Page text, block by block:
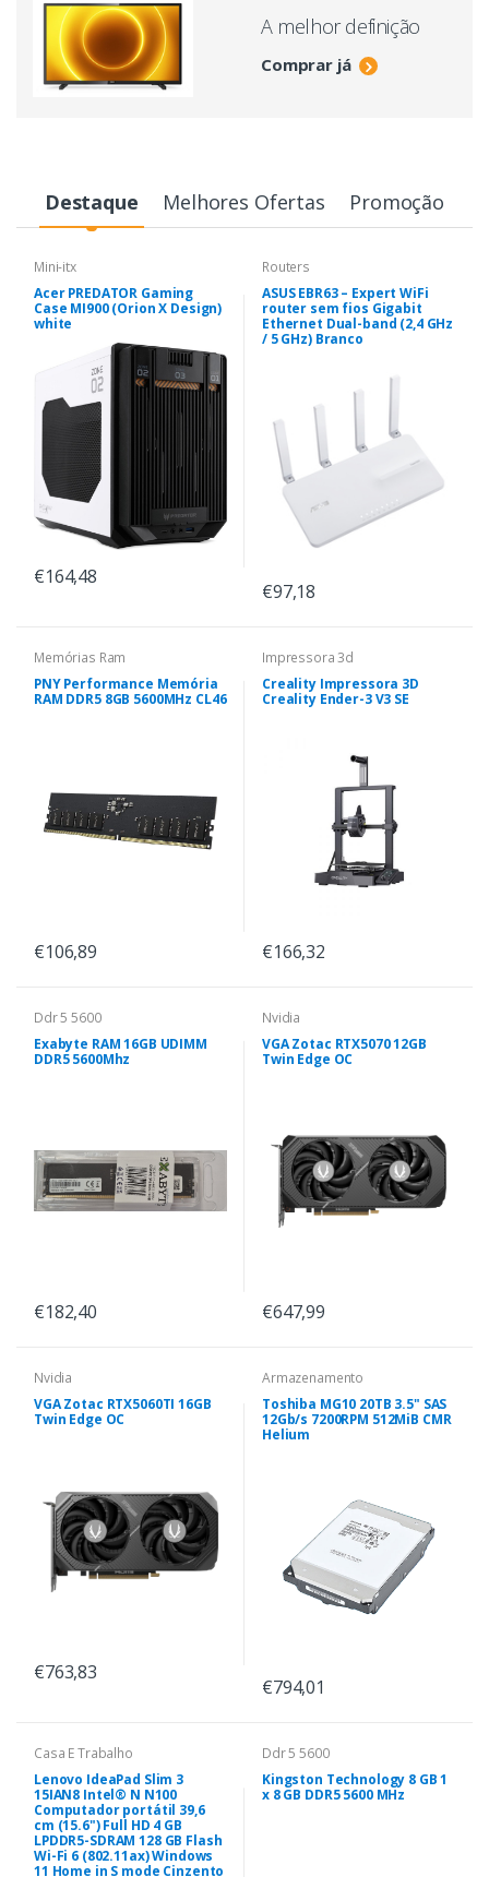
A melhor definição
Comprar já
Destaque Melhores Ofertas Promoção
Mini-itx
Acer PREDATOR Gaming
Case MI900 (Orion X Design)
white
€164,48
Routers
ASUS EBR63 – Expert WiFi
router sem fios Gigabit
Ethernet Dual-band (2,4 GHz
/ 5 GHz) Branco
€97,18
Memórias Ram
PNY Performance Memória
RAM DDR5 8GB 5600MHz CL46
€106,89
Impressora 3d
Creality Impressora 3D
Creality Ender-3 V3 SE
€166,32
Ddr 5 5600
Exabyte RAM 16GB UDIMM
DDR5 5600Mhz
€182,40
Nvidia
VGA Zotac RTX5070 12GB
Twin Edge OC
€647,99
Nvidia
VGA Zotac RTX5060TI 16GB
Twin Edge OC
€763,83
Armazenamento
Toshiba MG10 20TB 3.5" SAS
12Gb/s 7200RPM 512MiB CMR
Helium
€794,01
Casa E Trabalho
Lenovo IdeaPad Slim 3
15IAN8 Intel® N N100
Computador portátil 39,6
cm (15.6") Full HD 4 GB
LPDDR5-SDRAM 128 GB Flash
Wi-Fi 6 (802.11ax) Windows
11 Home in S mode Cinzento
Ddr 5 5600
Kingston Technology 8 GB 1
x 8 GB DDR5 5600 MHz